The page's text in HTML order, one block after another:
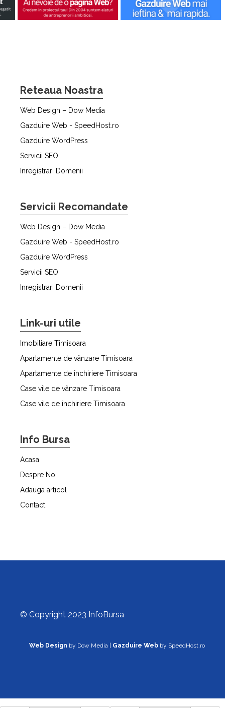
Reteaua Noastra
Web Design – Dow Media
Gazduire Web - SpeedHost.ro
Gazduire WordPress
Servicii SEO
Inregistrari Domenii
Servicii Recomandate
Web Design – Dow Media
Gazduire Web - SpeedHost.ro
Gazduire WordPress
Servicii SEO
Inregistrari Domenii
Link-uri utile
Imobiliare Timisoara
Apartamente de vânzare Timisoara
Apartamente de închiriere Timisoara
Case vile de vânzare Timisoara
Case vile de închiriere Timisoara
Info Bursa
Acasa
Despre Noi
Adauga articol
Contact
© Copyright 2023 InfoBursa
Web Design by Dow Media | Gazduire Web by SpeedHost.ro